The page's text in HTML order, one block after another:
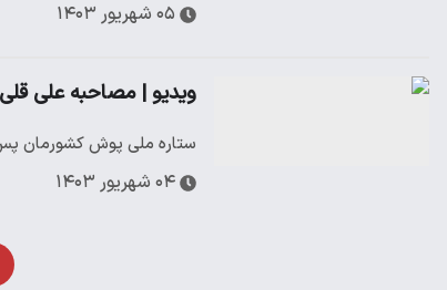
۰۵ شهریور ۱۴۰۳
ویدیو | مصاحبه علی قلی‌زاده بعد از گلزنی برای لخ‌پوزنان
ستاره ملی پوش کشورمان
۰۴ شهریور ۱۴۰۳